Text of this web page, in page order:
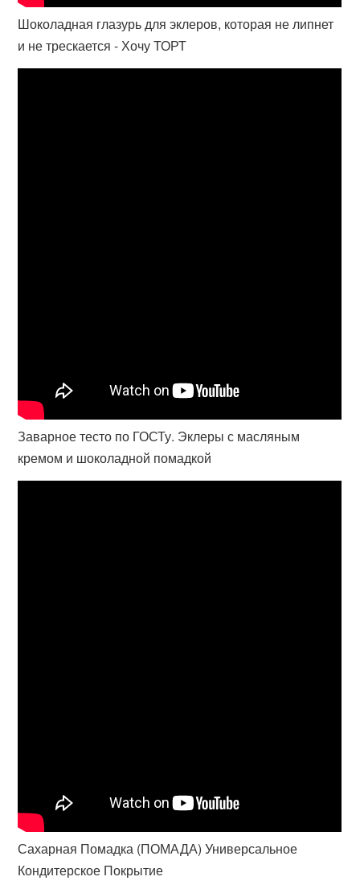
Шоколадная глазурь для эклеров, которая не липнет
и не трескается - Хочу ТОРТ
Заварное тесто по ГОСТу. Эклеры с масляным
кремом и шоколадной помадкой
Сахарная Помадка (ПОМАДА) Универсальное
Кондитерское Покрытие